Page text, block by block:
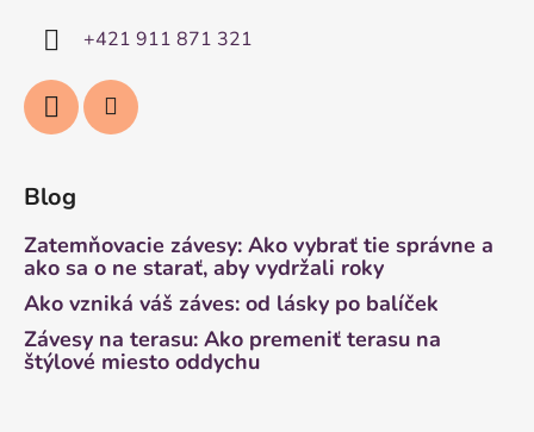
+421 911 871 321
Blog
Zatemňovacie závesy: Ako vybrať tie správne a
ako sa o ne starať, aby vydržali roky
Ako vzniká váš záves: od lásky po balíček
Závesy na terasu: Ako premeniť terasu na
štýlové miesto oddychu